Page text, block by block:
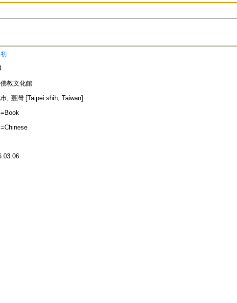
教文化館
, 臺灣 [Taipei shih, Taiwan]